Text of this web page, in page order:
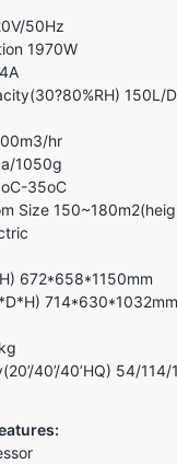
50Hz
1970W
150L/
hr
1050g
35oC
Size
672*658*1150mm
714*630*1032mm
40’/40’HQ) 54/114/